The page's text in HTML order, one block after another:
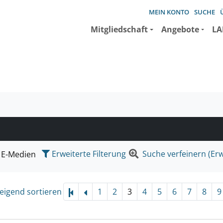
MEIN KONTO SUCHE
Mitgliedschaft Angebote
suchen wollen.
E-Medien Erweiterte Filterung Suche verfeinern
sortieren 1 2 3 4 5 6 7 8 9